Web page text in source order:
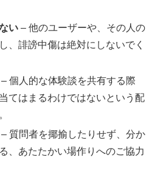
い – 他のユーザーや、その人の
、誹謗中傷は絶対にしないでく
– 個人的な体験談を共有する際
てはまるわけではないという配
質問者を揶揄したりせず、分か
、あたたかい場作りへのご協力